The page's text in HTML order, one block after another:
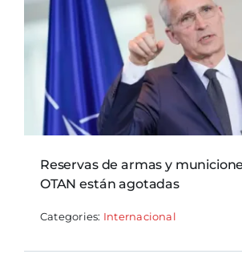
Reservas de armas y
OTAN están agotadas
Categories: Internacional